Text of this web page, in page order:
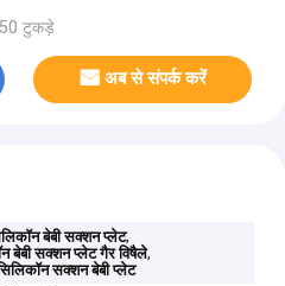
टुकड़े
अब से संपर्क करें
बेबी सक्शन प्लेट,
बेबी सक्शन प्लेट गैर विषैले,
सक्शन बेबी प्लेट